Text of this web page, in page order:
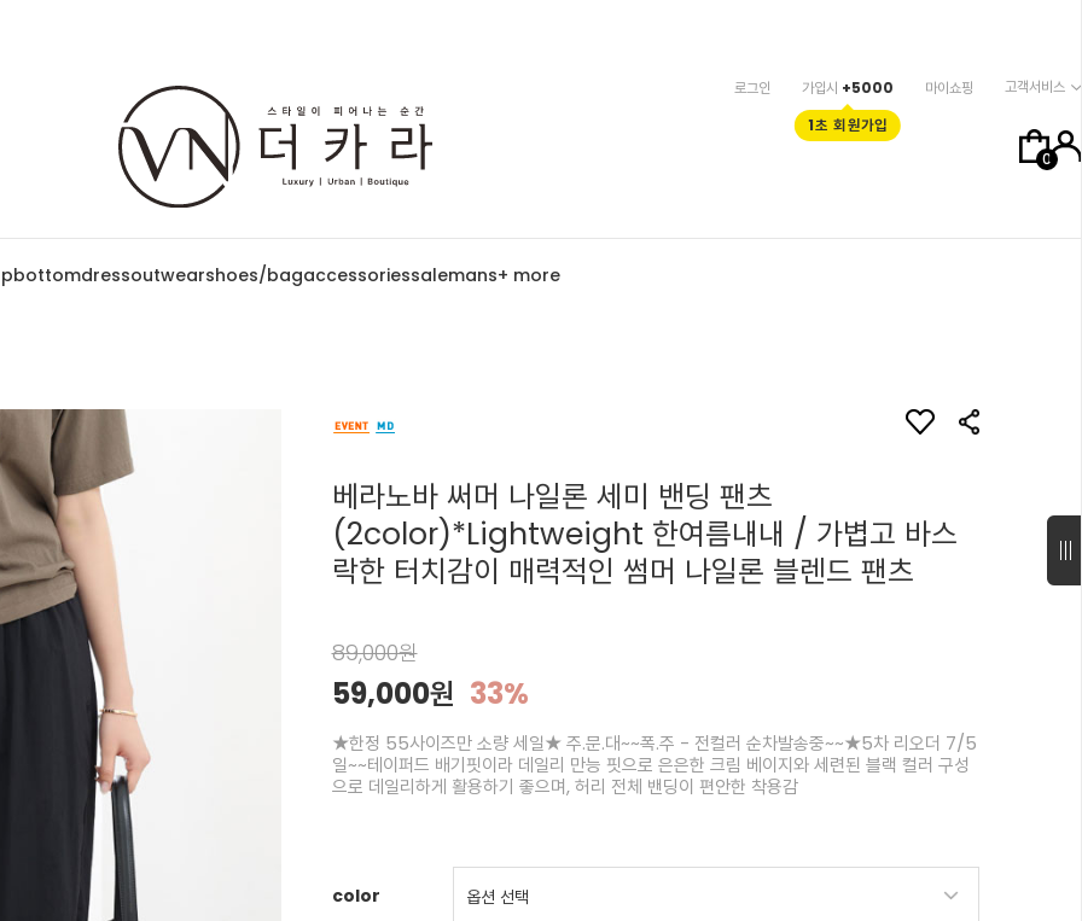
0
로그인 가입시 +5000
1초 회원가입
마이쇼핑 고객서비스
bottomdressoutwearshoes/bagaccessoriessalemans+ more
베라노바 써머 나일론 세미 밴딩 팬츠
(2color)*Lightweight 한여름내내 / 가볍고 바스
락한 터치감이 매력적인 썸머 나일론 블렌드 팬츠
89,000원
59,000원 33%
★한정 55사이즈만 소량 세일★ 주.문.대~~폭.주 - 전컬러 순차발송중~~★5차 리오더 7/5
일~~테이퍼드 배기핏이라 데일리 만능 핏으로 은은한 크림 베이지와 세련된 블랙 컬러 구성
으로 데일리하게 활용하기 좋으며, 허리 전체 밴딩이 편안한 착용감
color